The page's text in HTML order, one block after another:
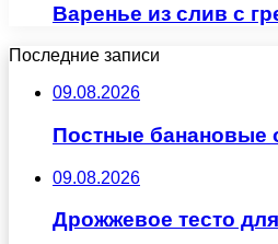
Варенье из слив с
Последние записи
09.08.2026
Постные банановые
09.08.2026
Дрожжевое тесто